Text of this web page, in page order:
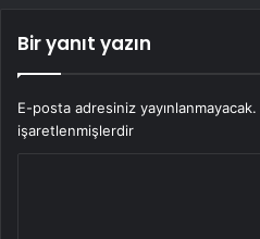
Bir yanıt yazın
E-posta adresiniz yayınlanmayacak.
işaretlenmişlerdir